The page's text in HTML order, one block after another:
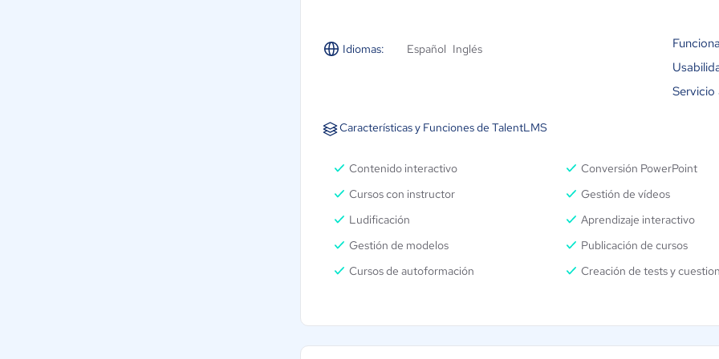
Idiomas: Español Inglés
Servicio
Características y Funciones de TalentLMS
Contenido interactivo
Conversión PowerPoint
Cursos con instructor
Gestión de vídeos
Ludificación
Aprendizaje interactivo
Gestión de modelos
Publicación de cursos
Cursos de autoformación
Creación de tests y